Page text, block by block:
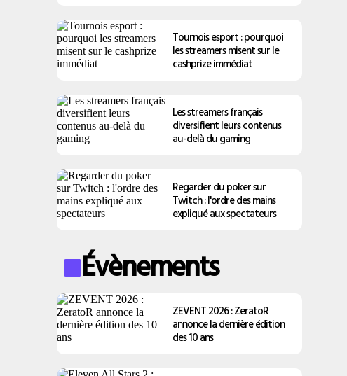
Tournois esport : pourquoi
les streamers misent sur le
cashprize immédiat
Les streamers français
diversifient leurs contenus
au-delà du gaming
Regarder du poker sur
Twitch : l'ordre des mains
expliqué aux spectateurs
Évènements
ZEVENT 2026 : ZeratoR
annonce la dernière édition
des 10 ans